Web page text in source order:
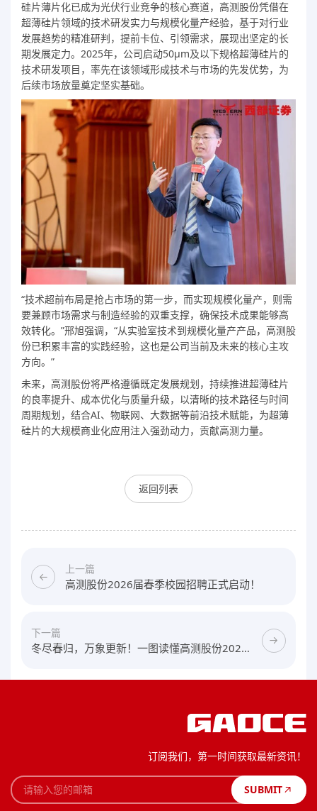
硅片薄片化已成为光伏行业竞争的核心赛道，高测股份凭借在
超薄硅片领域的技术研发实力与规模化量产经验，基于对行业
发展趋势的精准研判，提前卡位、引领需求，展现出坚定的长
期发展定力。2025年，公司启动50μm及以下规格超薄硅片的
技术研发项目，率先在该领域形成技术与市场的先发优势，为
后续市场放量奠定坚实基础。
“技术超前布局是抢占市场的第一步，而实现规模化量产，则需
要兼顾市场需求与制造经验的双重支撑，确保技术成果能够高
效转化。”邢旭强调，“从实验室技术到规模化量产产品，高测股
份已积累丰富的实践经验，这也是公司当前及未来的核心主攻
方向。”
未来，高测股份将严格遵循既定发展规划，持续推进超薄硅片
的良率提升、成本优化与质量升级，以清晰的技术路径与时间
周期规划，结合AI、物联网、大数据等前沿技术赋能，为超薄
硅片的大规模商业化应用注入强劲动力，贡献高测力量。
返回列表
上一篇
高测股份2026届春季校园招聘正式启动！
下一篇
冬尽春归，万象更新！一图读懂高测股份2025
订阅我们，第一时间获取最新资讯！
SUBMIT